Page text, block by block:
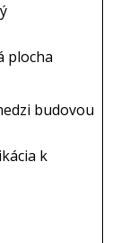
plocha
budovou
k